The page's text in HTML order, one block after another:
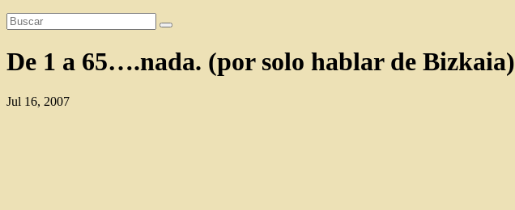
De 1 a 65….nada. (por solo hablar de Bizkaia)
Jul 16, 2007